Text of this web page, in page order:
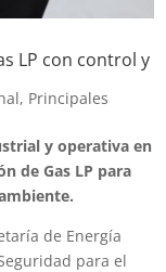
LP con control y
, Principales
y operativa en
de Gas LP para
de Energía
para el